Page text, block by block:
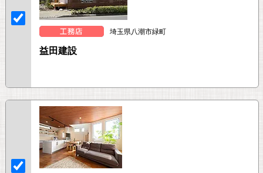
埼玉県八潮市緑町
益田建設